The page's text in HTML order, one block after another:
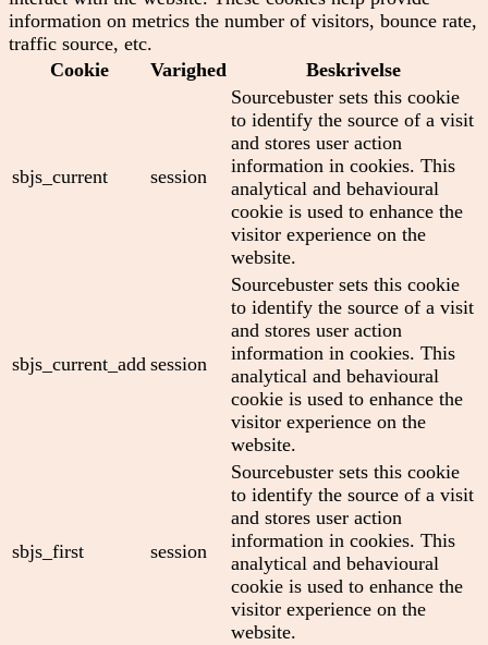
information on metrics the number of visitors, bounce rate,
traffic source, etc.
Cookie
Varighed Beskrivelse
sbjs_current session
Sourcebuster sets this cookie
to identify the source of a visit
and stores user action
information in cookies. This
analytical and behavioural
cookie is used to enhance the
visitor experience on the
website.
sbjs_current_add session
Sourcebuster sets this cookie
to identify the source of a visit
and stores user action
information in cookies. This
analytical and behavioural
cookie is used to enhance the
visitor experience on the
website.
sbjs_first session
Sourcebuster sets this cookie
to identify the source of a visit
and stores user action
information in cookies. This
analytical and behavioural
cookie is used to enhance the
visitor experience on the
website.